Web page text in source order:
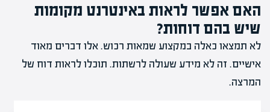
האם אפשר לראות באינטרנט מקומות
שיש בהם דוחות?
לא תמצאו כאלה במקצוע שמאות רכוש. אלו דברים מאוד
אישיים. זה לא מידע שעולה לרשתות. תוכלו לראות דוח של
המרצה.